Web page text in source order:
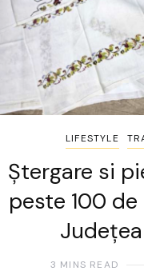
LIFESTYLE
Ștergare si
peste 100
3 MINS READ